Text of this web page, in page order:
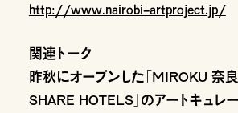
http://www.nairobi-artproject.jp/
関連トーク
昨秋にオープンした「MIROKU 奈
SHARE HOTELS」のアートキュレ